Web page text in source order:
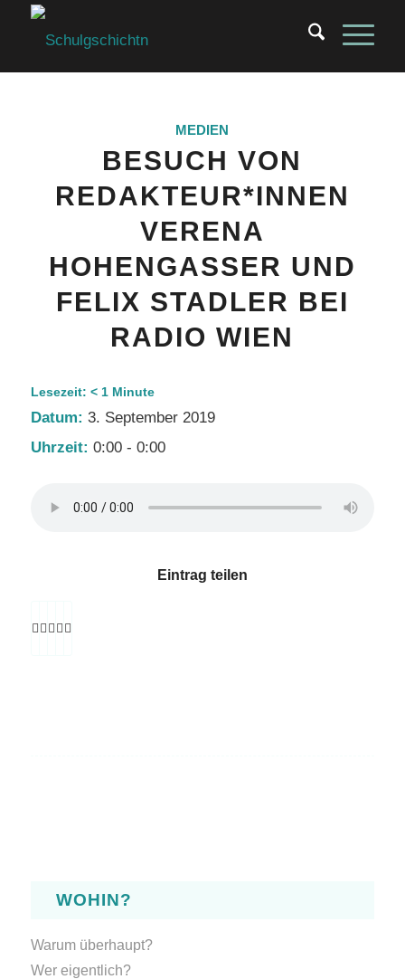
MEDIEN
BESUCH VON
REDAKTEUR*INNEN
VERENA
HOHENGASSER UND
FELIX STADLER BEI
RADIO WIEN
Lesezeit: < 1 Minute
Datum: 3. September 2019
Uhrzeit: 0:00 - 0:00
Eintrag teilen
WOHIN?
Warum überhaupt?
Wer eigentlich?